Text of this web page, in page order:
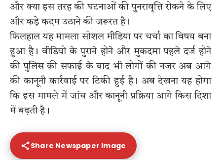
और क्या इस तरह की घटनाओं की पुनरावृत्ति रोकने के लिए
और कड़े कदम उठाने की जरूरत है।
फिलहाल यह मामला सोशल मीडिया पर चर्चा का विषय बना
हुआ है। वीडियो के पुराने होने और मुकदमा पहले दर्ज होने
की पुलिस की सफाई के बाद भी लोगों की नजर अब आगे
की कानूनी कार्रवाई पर टिकी हुई है। अब देखना यह होगा
कि इस मामले में जांच और कानूनी प्रक्रिया आगे किस दिशा
में बढ़ती है।
Share Newspaper Image